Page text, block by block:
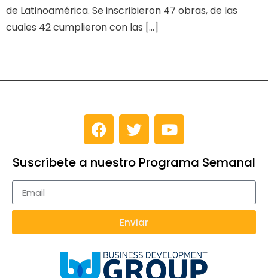
de Latinoamérica. Se inscribieron 47 obras, de las
cuales 42 cumplieron con las […]
Suscríbete a nuestro Programa Semanal
Enviar